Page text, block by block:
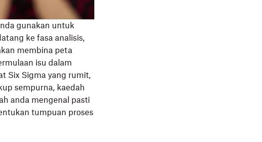
gunakan untuk
ke fasa analisis,
membina peta
isu dalam
Six Sigma yang rumit,
sempurna, kaedah
anda mengenal pasti
tumpuan proses